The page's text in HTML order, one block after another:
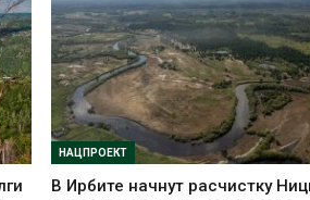
НАЦПРОЕКТ
В Ирбите начнут расчистку